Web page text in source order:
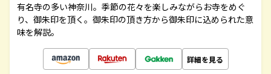
有名寺の多い神奈川。季節の花々を楽しみながらお寺をめぐ
り、御朱印を頂く。御朱印の頂き方から御朱印に込められた意
味を解説。
詳細を見る